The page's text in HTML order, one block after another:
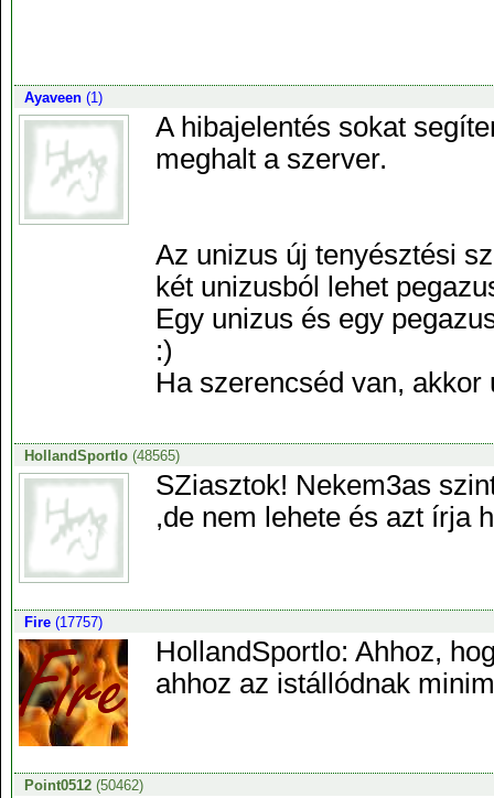
Ayaveen(1)
A hibajelentés sokat
meghalt a szerver.
Az unizus új tenyésztési
két unizusból lehet
Egy unizus és egy
:)
Ha szerencséd van,
HollandSportlo(48565)
SZiasztok! Nekem3as
,de nem lehete és azt írja
Fire(17757)
HollandSportlo: Ahhoz,
ahhoz az istállódnak
Point0512(50462)